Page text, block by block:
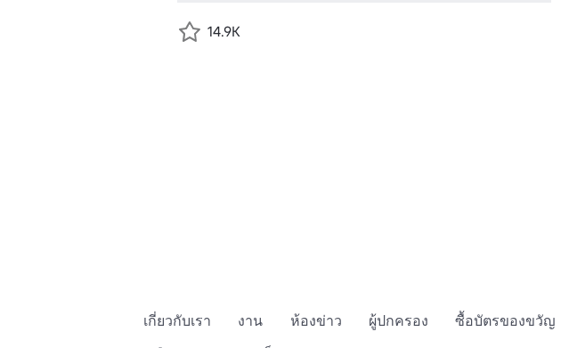
14.9K
เกี่ยวกับเรา งาน ห้องข่าว ผู้ปกครอง ซื้อบัตรของขวัญ